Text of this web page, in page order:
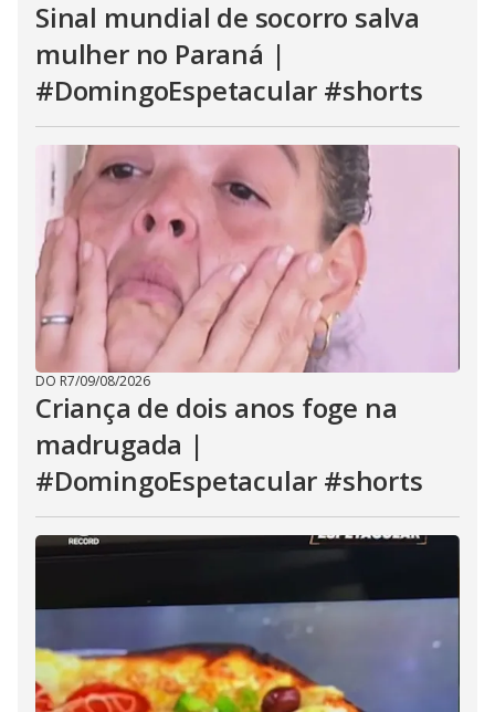
Sinal mundial de socorro salva
mulher no Paraná |
#DomingoEspetacular #shorts
DO R7/09/08/2026
Criança de dois anos foge na
madrugada |
#DomingoEspetacular #shorts